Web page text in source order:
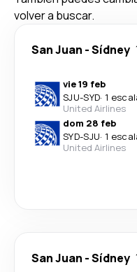
volver a buscar.
San Juan -Sídney
vie 19 feb
SJU-SYD· 1
United Airlines
dom 28 feb
SYD-SJU· 1
United Airlines
San Juan -Sídney